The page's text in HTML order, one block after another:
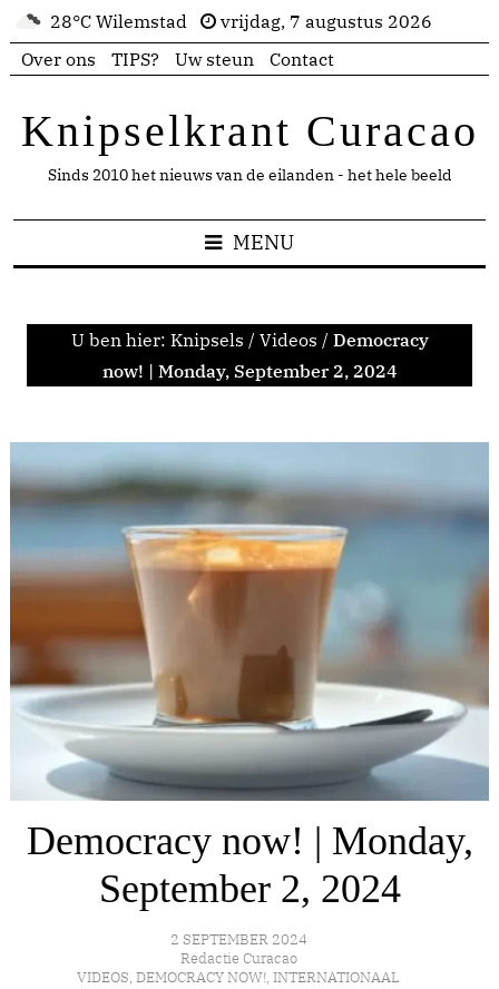
28°C Wilemstad
vrijdag, 7 augustus 2026
Over ons
TIPS? Uw steun Contact
Knipselkrant Curacao
Sinds 2010 het nieuws van de eilanden - het hele beeld
MENU
U ben hier: Knipsels / Videos / Democracy
now! | Monday, September 2, 2024
Democracy now! | Monday,
September 2, 2024
2 SEPTEMBER 2024
Redactie Curacao
VIDEOS, DEMOCRACY NOW!, INTERNATIONAAL